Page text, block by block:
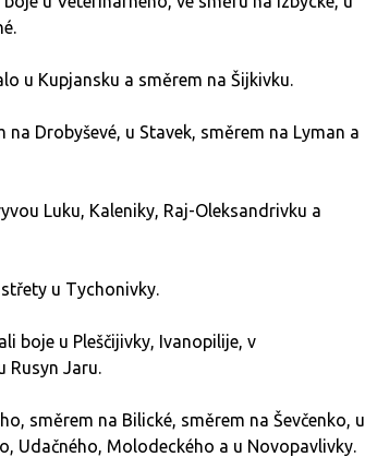
u Kupjansku a směrem na Šijkivku.
Drobyševé, u Stavek, směrem na Lyman a
Luku, Kaleniky, Raj-Oleksandrivku a
u Tychonivky.
boje u Pleščijivky, Ivanopilije, v
Rusyn Jaru.
směrem na Bilické, směrem na Ševčenko, u
Udačného, Molodeckého a u Novopavlivky.